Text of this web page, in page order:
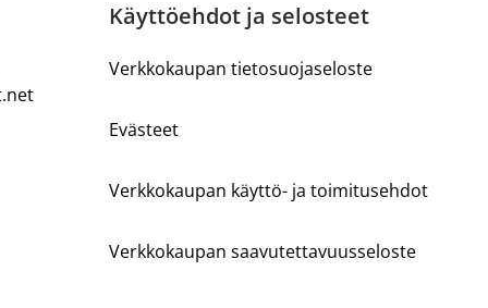
Käyttöehdot ja selosteet
Verkkokaupan tietosuojaseloste
Evästeet
Verkkokaupan käyttö- ja toimitusehdot
Verkkokaupan saavutettavuusseloste